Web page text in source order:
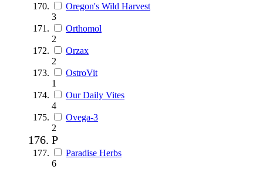
Oregon's Wild Harvest
3
Orthomol
2
Orzax
2
OstroVit
1
Our Daily Vites
4
Ovega-3
2
P
Paradise Herbs
6